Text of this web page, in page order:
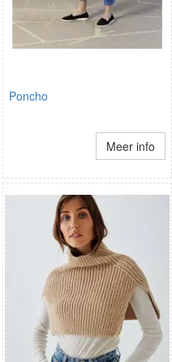
Poncho
Meer info